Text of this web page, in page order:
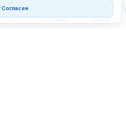
Корзина Войти
Согласен